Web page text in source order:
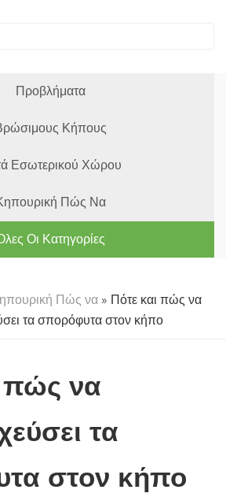
Προβλήματα
Κήπους
Εσωτερικού Χώρου
Πώς Να
Οι Κατηγορίες
Πώς να» Πότε και πώς να
τα σπορόφυτα στον κήπο
πώς να
τα
στον κήπο